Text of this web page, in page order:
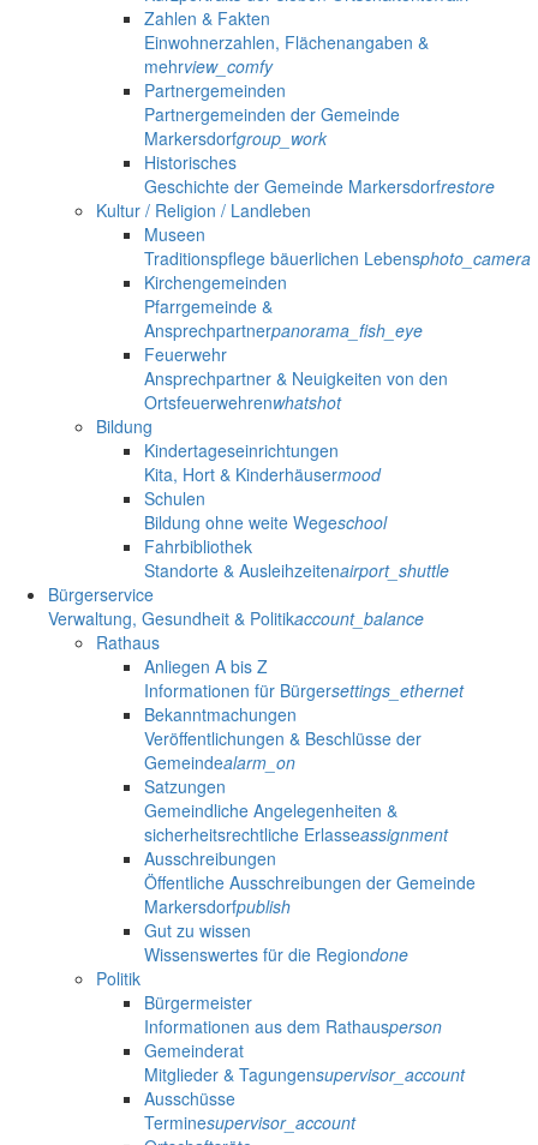
Zahlen & Fakten
Einwohnerzahlen, Flächenangaben &
mehrview_comfy
Partnergemeinden
Partnergemeinden der Gemeinde
Markersdorfgroup_work
Historisches
Geschichte der Gemeinde Markersdorfrestore
Kultur / Religion / Landleben
Museen
Traditionspflege bäuerlichen Lebensphoto_camera
Kirchengemeinden
Pfarrgemeinde &
Ansprechpartnerpanorama_fish_eye
Feuerwehr
Ansprechpartner & Neuigkeiten von den
Ortsfeuerwehrenwhatshot
Bildung
Kindertageseinrichtungen
Kita, Hort & Kinderhäusermood
Schulen
Bildung ohne weite Wegeschool
Fahrbibliothek
Standorte & Ausleihzeitenairport_shuttle
Bürgerservice
Verwaltung, Gesundheit & Politikaccount_balance
Rathaus
Anliegen A bis Z
Informationen für Bürgersettings_ethernet
Bekanntmachungen
Veröffentlichungen & Beschlüsse der
Gemeindealarm_on
Satzungen
Gemeindliche Angelegenheiten &
sicherheitsrechtliche Erlasseassignment
Ausschreibungen
Öffentliche Ausschreibungen der Gemeinde
Markersdorfpublish
Gut zu wissen
Wissenswertes für die Regiondone
Politik
Bürgermeister
Informationen aus dem Rathausperson
Gemeinderat
Mitglieder & Tagungensupervisor_account
Ausschüsse
Terminesupervisor_account